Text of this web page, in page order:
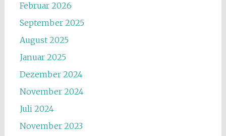
Februar 2026
September 2025
August 2025
Januar 2025
Dezember 2024
November 2024
Juli 2024
November 2023